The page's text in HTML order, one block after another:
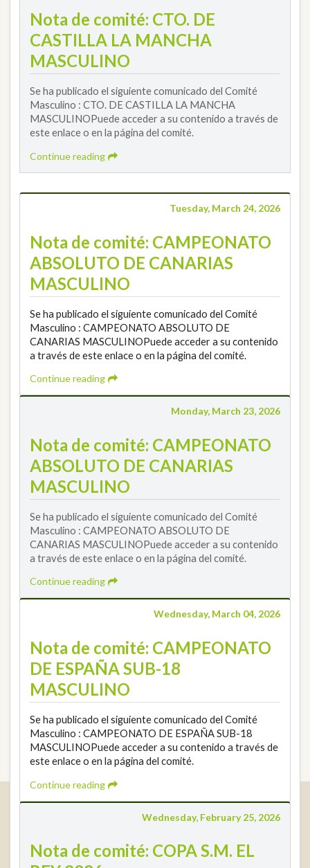
Nota de comité: CTO. DE
CASTILLA LA MANCHA
MASCULINO
Se ha publicado el siguiente comunicado del Comité
Masculino : CTO. DE CASTILLA LA MANCHA
MASCULINOPuede acceder a su contenido a través de
este enlace o en la página del comité.
Continue reading
Tuesday, March 24, 2026
Nota de comité: CAMPEONATO
ABSOLUTO DE CANARIAS
MASCULINO
Se ha publicado el siguiente comunicado del Comité
Masculino : CAMPEONATO ABSOLUTO DE
CANARIAS MASCULINOPuede acceder a su contenido
a través de este enlace o en la página del comité.
Continue reading
Monday, March 23, 2026
Nota de comité: CAMPEONATO
ABSOLUTO DE CANARIAS
MASCULINO
Se ha publicado el siguiente comunicado del Comité
Masculino : CAMPEONATO ABSOLUTO DE
CANARIAS MASCULINOPuede acceder a su contenido
a través de este enlace o en la página del comité.
Continue reading
Wednesday, March 04, 2026
Nota de comité: CAMPEONATO
DE ESPAÑA SUB-18
MASCULINO
Se ha publicado el siguiente comunicado del Comité
Masculino : CAMPEONATO DE ESPAÑA SUB-18
MASCULINOPuede acceder a su contenido a través de
este enlace o en la página del comité.
Continue reading
Wednesday, February 25, 2026
Nota de comité: COPA S.M. EL
Calle Enlace, 9. 29016 Málaga, España